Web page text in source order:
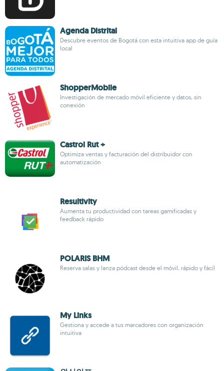
Agenda Distrital
Descubre eventos de Bogotá con esta intuitiva app de guía
local
ShopperMobile
Investigación de mercado móvil eficiente y datos, sin
conexión
Castrol Rut +
Optimiza ventas y facturación del distribuidor con
automatización
Resultivity
Aumenta tu productividad con tareas gamificadas y
feedback rápido
POLARIS BHM
Reserva salas y lanza pódcast desde el móvil, rápido y fácil
My Links
Gestiona y accede a tus marcadores con organización
intuitiva